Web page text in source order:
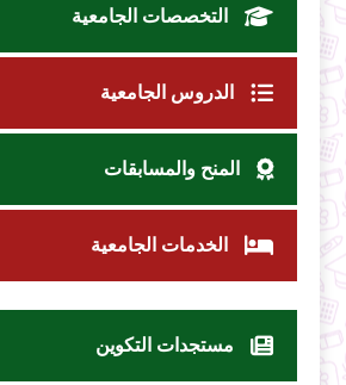
التخصصات الجامعية
الدروس الجامعية
المنح والمسابقات
الخدمات الجامعية
مستجدات التكوين